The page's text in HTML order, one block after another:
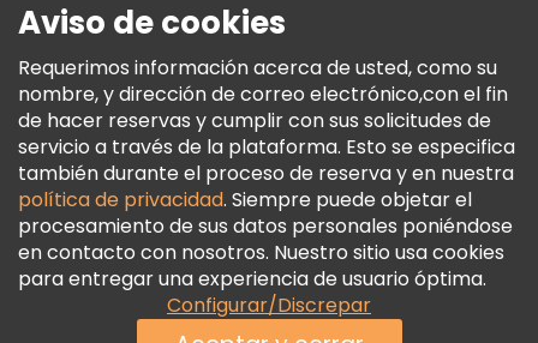
Términos E Información Legal
Política De Cookies
Freetour Premios
Programa De Fidelidad
Aviso de cookies
Requerimos información acerca de usted, como su
nombre, y dirección de correo electrónico,con el fin
de hacer reservas y cumplir con sus solicitudes de
servicio a través de la plataforma. Esto se especifica
también durante el proceso de reserva y en nuestra
política de privacidad. Siempre puede objetar el
procesamiento de sus datos personales poniéndose
en contacto con nosotros. Nuestro sitio usa cookies
para entregar una experiencia de usuario óptima.
Configurar/Discrepar